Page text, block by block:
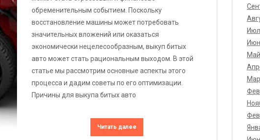
обременительным событием. Поскольку
восстановление машины может потребовать
значительных вложений или оказаться
экономически нецелесообразным, выкуп битых
авто может стать рациональным выходом. В этой
статье мы рассмотрим основные аспекты этого
процесса и дадим советы по его оптимизации.
Причины для выкупа битых авто
Читать далее